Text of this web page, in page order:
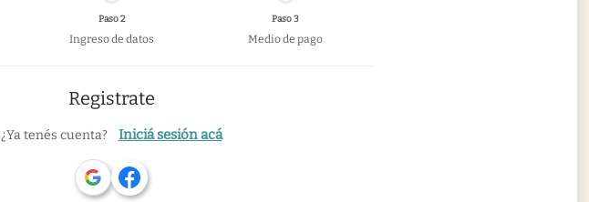
Paso 2
Ingreso de datos
Paso 3
Medio de pago
Registrate
¿Ya tenés cuenta? Iniciá sesión acá